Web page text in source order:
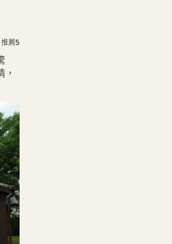
推薦5
，